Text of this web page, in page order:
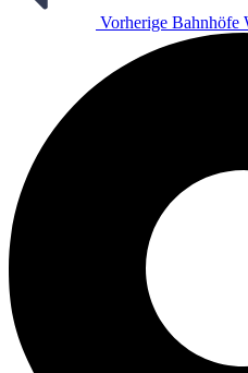
Vorherige Bahnhöfe